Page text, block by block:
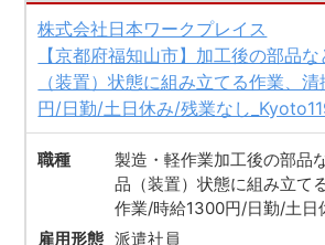
株式会社日本ワークプレイス
【京都府福知山市】加工後の部品
（装置）状態に組み立てる作業、
円/日勤/土日休み/残業なし
職種
製造・軽作業加工後の部品
品（装置）状態に組み立て
作業/時給1300円/日勤/土日
雇用形態 派遣社員